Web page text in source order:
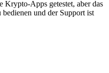
Krypto-Apps getestet, aber das
und der Support ist